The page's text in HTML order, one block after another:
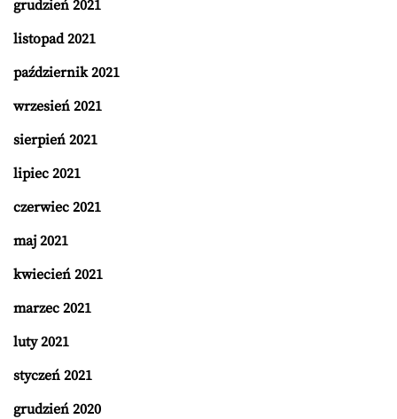
grudzień 2021
listopad 2021
październik 2021
wrzesień 2021
sierpień 2021
lipiec 2021
czerwiec 2021
maj 2021
kwiecień 2021
marzec 2021
luty 2021
styczeń 2021
grudzień 2020